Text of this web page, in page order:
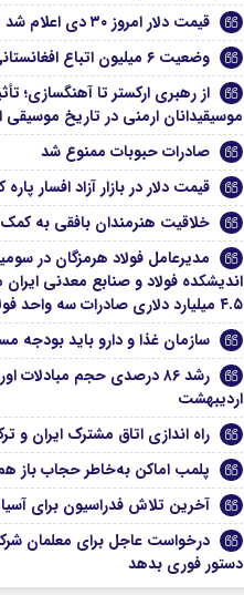
قیمت دلار امروز ۳۰ دی اعلام شد +جدول
وضعیت ۶ میلیون اتباع افغانستانی در ایران
از رهبری ارکستر تا آهنگسازی؛
موسیقیدانان ارمنی در تاریخ موسیقی
صادرات حبوبات ممنوع شد
قیمت دلار در بازار آزاد افسار پاره کرد (۱۹
خلاقیت هنرمندان بافقی به
مدیرعامل فولاد هرمزگان در
اندیشکده فولاد و صنابع معدنی
۴.۵ میلیارد دلاری صادرات سه واحد فولادی ساحلی
سازمان غذا و دارو باید بودجه
رشد ۸۶ درصدی حجم مبادلات
اردیبهشت
راه اندازی اتاق مشترک ایران و
پلمب اماکن به‌خاطر حجاب باز
آخرین تلاش فدراسیون برای
درخواست عاجل برای معلمان
دستور فوری بدهد